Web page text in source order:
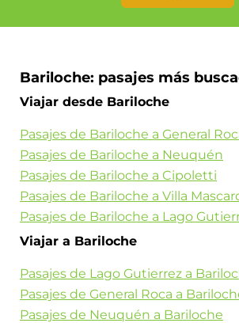
Bariloche: pasajes más
Viajar desde Bariloche
Pasajes de Bariloche a General
Pasajes de Bariloche a Neuquén
Pasajes de Bariloche a Cipoletti
Pasajes de Bariloche a Villa
Pasajes de Bariloche a Lago
Viajar a Bariloche
Pasajes de Lago Gutierrez a
Pasajes de General Roca a
Pasajes de Neuquén a Bariloche